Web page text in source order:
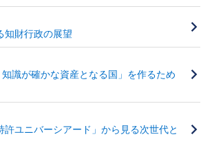
知財行政の展望
知識が確かな資産となる国」を作るため
許ユニバーシアード」から見る次世代と